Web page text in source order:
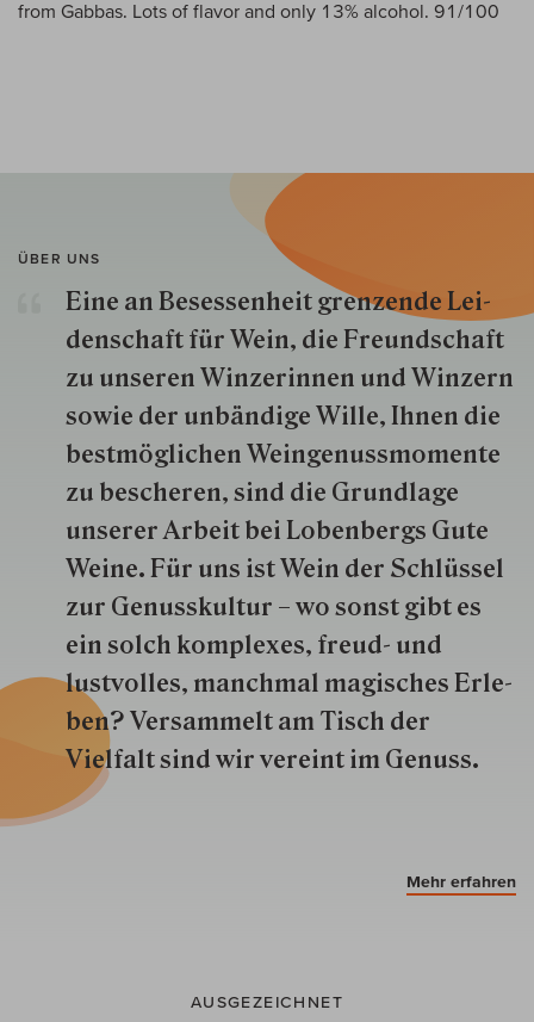
from Gabbas. Lots of flavor and only 13% alcohol. 91/100
ÜBER UNS
Eine an Besessenheit gren­zende Lei­
den­schaft für Wein, die Freund­schaft
zu unseren Win­zer­innen und Win­zern
so­wie der un­bän­dige Wille, Ihnen die
best­mög­lich­en Wein­genuss­momente
zu besche­ren, sind die Grund­lage
unserer Arbeit bei Lobenbergs Gute
Weine. Für uns ist Wein der Schlüs­sel
zur Genuss­kultur – wo sonst gibt es
ein solch kom­plexes, freud- und
lustvolles, manchmal ma­gisch­es Er­le­
ben? Versammelt am Tisch der
Vielfalt sind wir ver­eint im Genuss.
Mehr erfahren
AUSGEZEICHNET